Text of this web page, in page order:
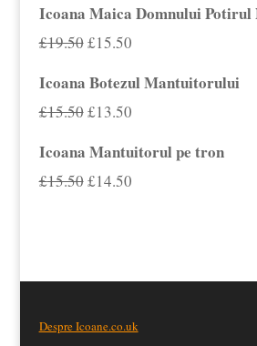
£15.00.
Icoana Maica Domnului Potirul
£19.50Prețul
£19.50.
£15.50Prețul
Icoana Botezul Mantuitorului
£15.50Prețul
£13.50Prețul
Icoana Mantuitorul pe tron
£15.50Prețul
£14.50Prețul
Despre Icoane.co.uk